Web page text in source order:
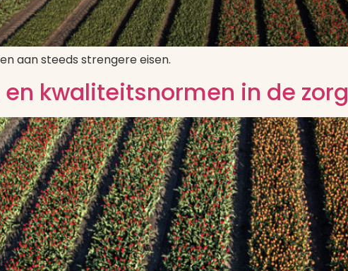
aan steeds strengere eisen.
kwaliteitsnormen in de zorg